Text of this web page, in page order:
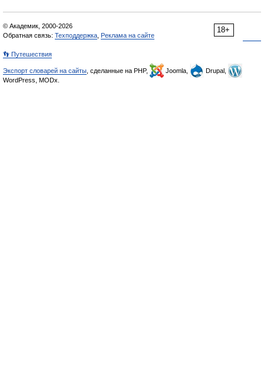
18+
© Академик, 2000-2026
Обратная связь: Техподдержка Реклама на сайте
👣 Путешествия
Экспорт словарей на сайты , сделанные на PHP, Joomla,
Drupal,
WordPress, MODx.